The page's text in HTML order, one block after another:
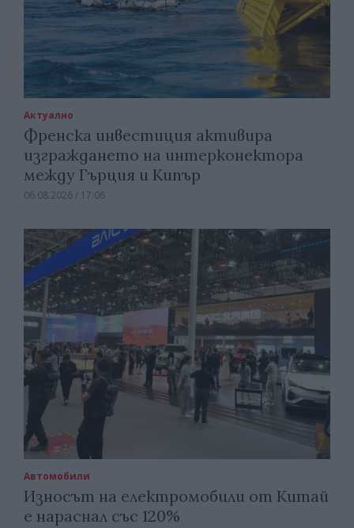
Актуално
Френска инвестиция активира
изграждането на интерконектора
между Гърция и Кипър
06.08.2026 / 17:06
Автомобили
Износът на електромобили от Китай
е нараснал със 120%